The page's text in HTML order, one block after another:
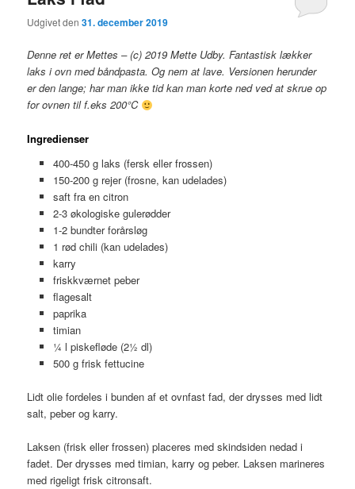
Udgivet den31. december 2019
Denne ret er Mettes – (c) 2019 Mette Udby. Fantastisk lækker
laks i ovn med båndpasta. Og nem at lave. Versionen herunder
er den lange; har man ikke tid kan man korte ned ved at skrue op
for ovnen til f.eks 200°C
Ingredienser
400-450 g laks (fersk eller frossen)
150-200 g rejer (frosne, kan udelades)
saft fra en citron
2-3 økologiske gulerødder
1-2 bundter forårsløg
1 rød chili (kan udelades)
karry
friskkværnet peber
flagesalt
paprika
timian
¼ l piskefløde (2½ dl)
500 g frisk fettucine
Lidt olie fordeles i bunden af et ovnfast fad, der drysses med lidt
salt, peber og karry.
Laksen (frisk eller frossen) placeres med skindsiden nedad i
fadet. Der drysses med timian, karry og peber. Laksen marineres
med rigeligt frisk citronsaft.